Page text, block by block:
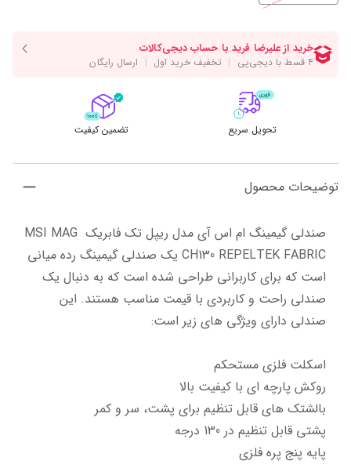
تحویل سریع تضمین کیفیت
توضیحات محصول
صندلی گیمینگ ام اس آی مدل ریپل تک فابریک MSI MAG